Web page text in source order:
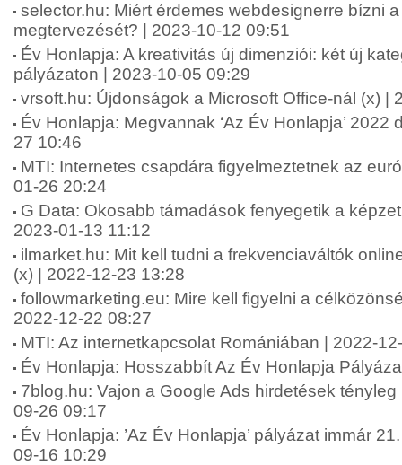
selector.hu: Miért érdemes webdesignerre bízni
megtervezését? | 2023-10-12 09:51
Év Honlapja: A kreativitás új dimenziói: két új
pályázaton | 2023-10-05 09:29
vrsoft.hu: Újdonságok a Microsoft Office-nál (x) |
Év Honlapja: Megvannak ‘Az Év Honlapja’ 2022
27 10:46
MTI: Internetes csapdára figyelmeztetnek az
01-26 20:24
G Data: Okosabb támadások fenyegetik a
2023-01-13 11:12
ilmarket.hu: Mit kell tudni a frekvenciaváltók
(x) | 2022-12-23 13:28
followmarketing.eu: Mire kell figyelni a
2022-12-22 08:27
MTI: Az internetkapcsolat Romániában | 2022-
Év Honlapja: Hosszabbít Az Év Honlapja
7blog.hu: Vajon a Google Ads hirdetések
09-26 09:17
Év Honlapja: ’Az Év Honlapja’ pályázat immár
09-16 10:29